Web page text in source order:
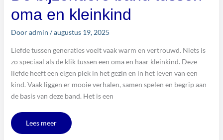
oma en kleinkind
Dooradmin /augustus 19, 2025
Liefde tussen generaties voelt vaak warm en vertrouwd. Niets is
zo speciaal als de klik tussen een oma en haar kleinkind. Deze
liefde heeft een eigen plek in het gezin en in het leven van een
kind. Vaak liggen er mooie verhalen, samen spelen en begrip aan
de basis van deze band. Het is een
Lees meer